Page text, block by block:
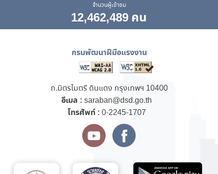
จำนวนผู้เข้าชม
12,462,489 คน
กรมพัฒนาฝีมือแรงงาน
ถ.มิตรไมตรี ดินแดง กรุงเทพฯ 10400
อีเมล : saraban@dsd.go.th
โทรศัพท์ : 0-2245-1707